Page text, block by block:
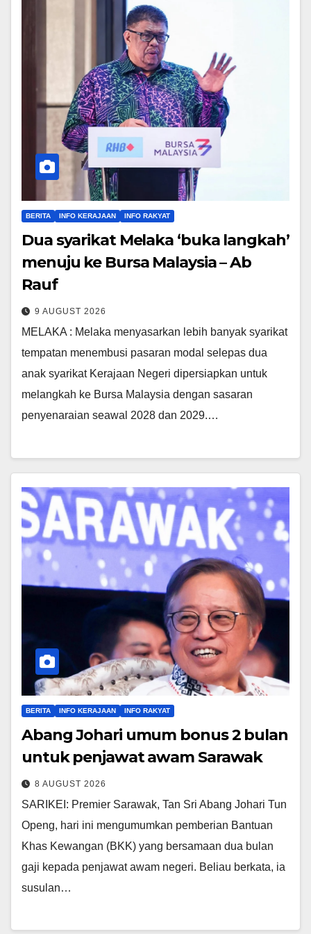
BERITA INFO KERAJAAN INFO RAKYAT
Dua syarikat Melaka ‘buka langkah’
menuju ke Bursa Malaysia – Ab
Rauf
9 AUGUST 2026
MELAKA : Melaka menyasarkan lebih banyak syarikat
tempatan menembusi pasaran modal selepas dua
anak syarikat Kerajaan Negeri dipersiapkan untuk
melangkah ke Bursa Malaysia dengan sasaran
penyenaraian seawal 2028 dan 2029.…
BERITA INFO KERAJAAN INFO RAKYAT
Abang Johari umum bonus 2 bulan
untuk penjawat awam Sarawak
8 AUGUST 2026
SARIKEI: Premier Sarawak, Tan Sri Abang Johari Tun
Openg, hari ini mengumumkan pemberian Bantuan
Khas Kewangan (BKK) yang bersamaan dua bulan
gaji kepada penjawat awam negeri. Beliau berkata, ia
susulan…